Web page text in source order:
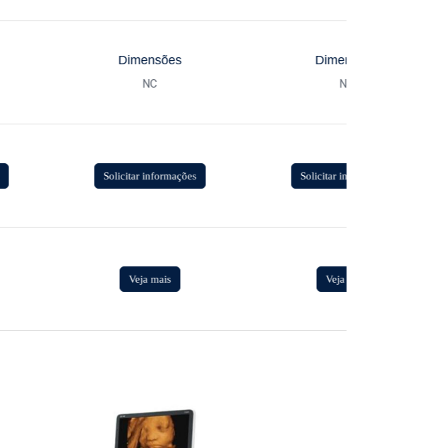
Dimensões
NC
Solicitar informações
Veja mais
Dimensões
NC
Solicitar informações
Veja mais